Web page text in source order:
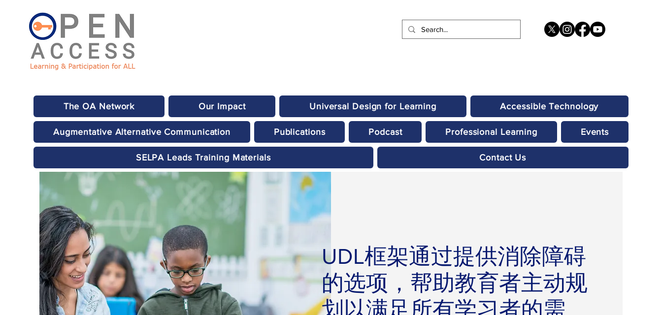
The OA Network Our Impact Universal Design for Learning Accessible Technology
Augmentative Alternative Communication Publications Podcast Professional Learning Events
SELPA Leads Training Materials Contact Us
UDL框架通过提供消除障碍
的选项，帮助教育者主动规
划以满足所有学习者的需